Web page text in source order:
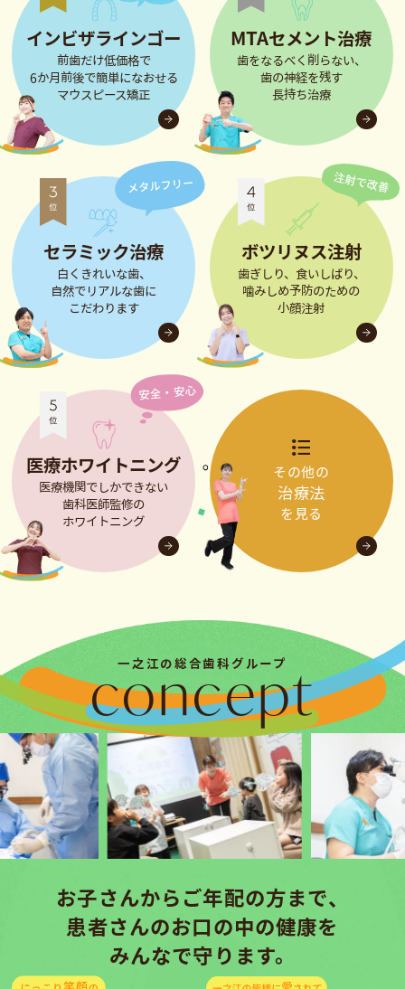
インビザラインゴー
前歯だけ低価格で
6か月前後で簡単になおせる
マウスピース矯正
MTAセメント治療
歯をなるべく削らない、
歯の神経を残す
長持ち治療
セラミック治療
白くきれいな歯、
自然でリアルな歯に
こだわります
ボツリヌス注射
歯ぎしり、食いしばり、
噛みしめ予防のための
小顔注射
医療ホワイトニング
医療機関でしかできない
歯科医師監修の
ホワイトニング
その他の
治療法
を見る
一之江の総合歯科グループ
concept
お子さんからご年配の方まで、
患者さんのお口の中の健康を
みんなで守ります。